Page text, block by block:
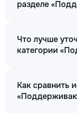
разделе
Что лучше
категории
Как сравнить